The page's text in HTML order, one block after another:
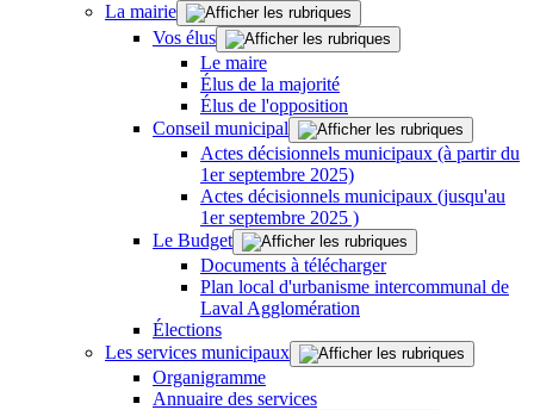
La mairie
Vos élus
Le maire
Élus de la majorité
Élus de l'opposition
Conseil municipal
Actes décisionnels municipaux (à partir du
1er septembre 2025)
Actes décisionnels municipaux (jusqu'au
1er septembre 2025 )
Le Budget
Documents à télécharger
Plan local d'urbanisme intercommunal de
Laval Agglomération
Élections
Les services municipaux
Organigramme
Annuaire des services